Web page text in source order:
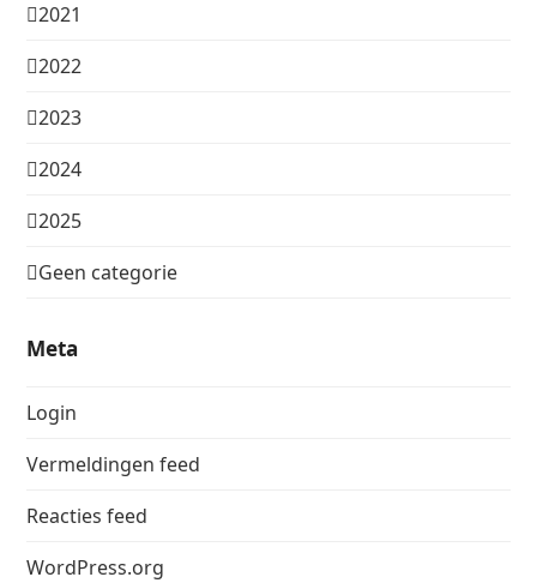
2021
2022
2023
2024
2025
Geen categorie
Meta
Login
Vermeldingen feed
Reacties feed
WordPress.org